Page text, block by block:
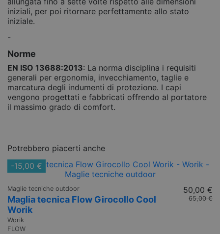
iniziali, per poi ritornare perfettamente allo stato
iniziale.
-
Norme
EN ISO 13688:2013: La norma disciplina i requisiti
generali per ergonomia, invecchiamento, taglie e
marcatura degli indumenti di protezione. I capi
vengono progettati e fabbricati offrendo al portatore
il massimo grado di comfort.
Potrebbero piacerti anche
-15,00 €
Maglie tecniche outdoor
Maglia tecnica Flow Girocollo Cool
Worik
Worik
FLOW
50,00 €
65,00 €